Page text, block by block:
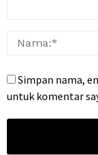
Simpan nama,
untuk komentar